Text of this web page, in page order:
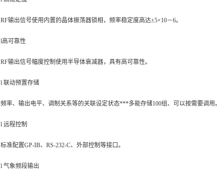
RF输出信号使用内置的晶体振荡器锁相，频率稳定度高达±5×10－6。
l高可靠性
RF输出信号幅度控制使用半导体衰减器，具有高可靠性。
l 联动预置存储
频率、输出电平、调制关系等的关联设定状态***多能存储100组、可以按需要调用。
l 远程控制
标准配置GP-IB、RS-232-C、外部控制等接口。
l 气象频段输出